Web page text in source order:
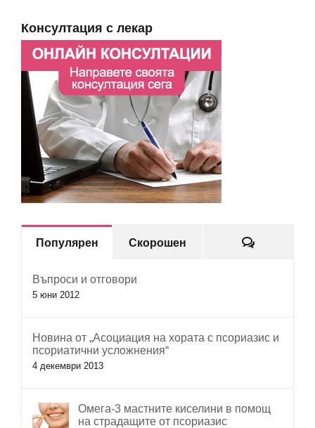
Консултация с лекар
Популярен Скорошен Коментари
Въпроси и отговори
5 юни 2012
Новина от „Асоциация на хората с псориазис и
псориатични усложнения“
4 декември 2013
Омега-3 мастните киселини в помощ
на страдащите от псориазис